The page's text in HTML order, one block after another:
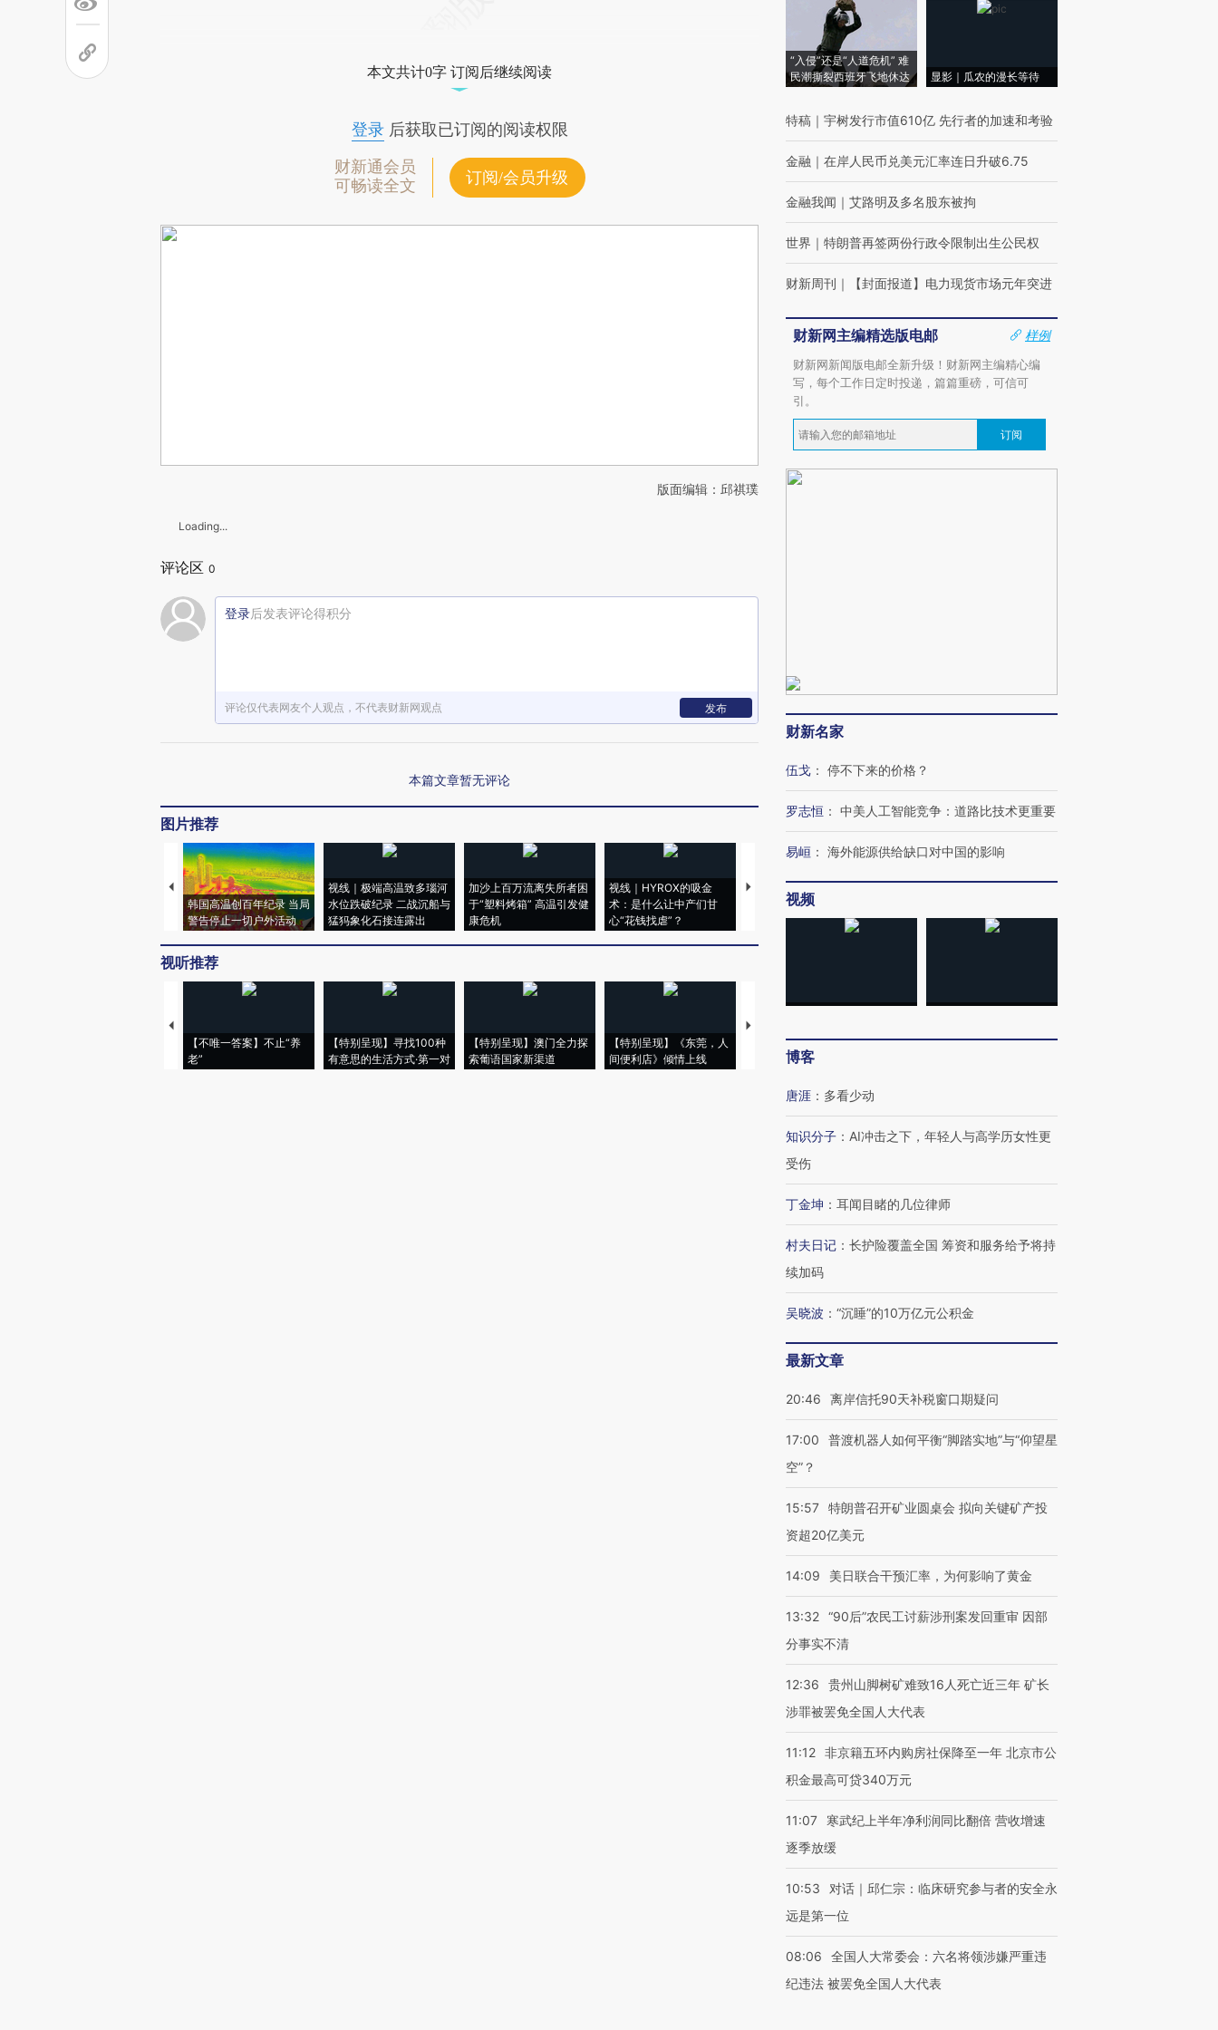
本文共计0字 订阅后继续阅读
登录后获取已订阅的阅读权限
财新通会员
可畅读全文
订阅/会员升级
版面编辑：邱祺璞
Loading...
评论区 0
登录后发表评论得积分
评论仅代表网友个人观点，不代表财新网观点 发布
本篇文章暂无评论
图片推荐
韩国高温创百年纪录 当局
警告停止一切户外活动
视线｜极端高温致多瑙河
水位跌破纪录 二战沉船与
猛犸象化石接连露出
加沙上百万流离失所者困
于“塑料烤箱” 高温引发健
康危机
视线｜HYROX的吸金
术：是什么让中产们甘
心“花钱找虐”？
马航飞行员跨国走私7万
粒摇头丸 尿检体内含3种
育部长拱下台
飞地休达
视听推荐
【不唯一答案】不止“养
老”
【特别呈现】寻找100种
有意思的生活方式·第一对
【特别呈现】澳门全力探
索葡语国家新渠道
【特别呈现】《东莞，人
间便利店》倾情上线
【推广】走进第四届链博
会，让数智科技“链”接产
【特别呈现】寻找100种
CFO：不靠规模取胜，华
“入侵”还是“人道危机” 难
民潮撕裂西班牙飞地休达
显影｜瓜农的漫长等待
特稿 ｜ 宇树发行市值610亿 先行者的加速和考验
金融 ｜ 在岸人民币兑美元汇率连日升破6.75
金融我闻 ｜ 艾路明及多名股东被拘
世界 ｜ 特朗普再签两份行政令限制出生公民权
财新周刊 ｜ 【封面报道】电力现货市场元年突进
财新网主编精选版电邮
样例
财新网新闻版电邮全新升级！财新网主编精心编
写，每个工作日定时投递，篇篇重磅，可信可
引。
订阅
财新名家
伍戈 ： 停不下来的价格？
罗志恒 ： 中美人工智能竞争：道路比技术更重要
易峘 ： 海外能源供给缺口对中国的影响
视频
博客
唐涯 ： 多看少动
知识分子 ： AI冲击之下，年轻人与高学历女性更
受伤
丁金坤 ： 耳闻目睹的几位律师
村夫日记 ： 长护险覆盖全国 筹资和服务给予将持
续加码
吴晓波 ： “沉睡”的10万亿元公积金
最新文章
20:46 离岸信托90天补税窗口期疑问
17:00
普渡机器人如何平衡“脚踏实地”与“仰望星
空”？
15:57 特朗普召开矿业圆桌会 拟向关键矿产投
资超20亿美元
14:09 美日联合干预汇率，为何影响了黄金
13:32 “90后”农民工讨薪涉刑案发回重审 因部
分事实不清
12:36
贵州山脚树矿难致16人死亡近三年 矿长
涉罪被罢免全国人大代表
11:12 非京籍五环内购房社保降至一年 北京市公
积金最高可贷340万元
11:07
寒武纪上半年净利润同比翻倍 营收增速
逐季放缓
10:53
对话｜邱仁宗：临床研究参与者的安全永
远是第一位
08:06
全国人大常委会：六名将领涉嫌严重违
纪违法 被罢免全国人大代表